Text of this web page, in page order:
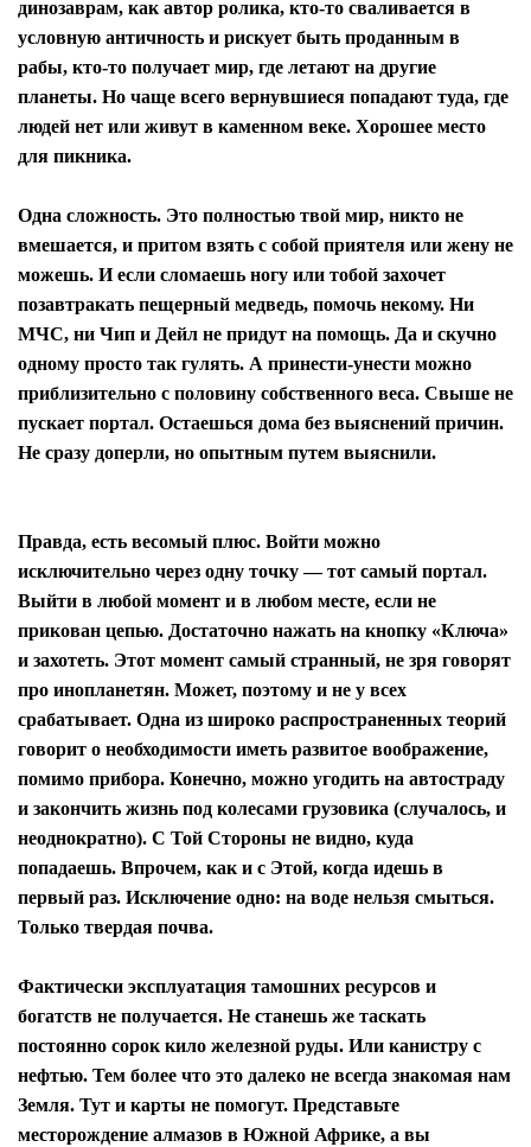
динозаврам, как автор ролика, кто-то сваливается в
условную античность и рискует быть проданным в
рабы, кто-то получает мир, где летают на другие
планеты. Но чаще всего вернувшиеся попадают туда, где
людей нет или живут в каменном веке. Хорошее место
для пикника.
Одна сложность. Это полностью твой мир, никто не
вмешается, и притом взять с собой приятеля или жену не
можешь. И если сломаешь ногу или тобой захочет
позавтракать пещерный медведь, помочь некому. Ни
МЧС, ни Чип и Дейл не придут на помощь. Да и скучно
одному просто так гулять. А принести-унести можно
приблизительно с половину собственного веса. Свыше не
пускает портал. Остаешься дома без выяснений причин.
Не сразу доперли, но опытным путем выяснили.
Правда, есть весомый плюс. Войти можно
исключительно через одну точку — тот самый портал.
Выйти в любой момент и в любом месте, если не
прикован цепью. Достаточно нажать на кнопку «Ключа»
и захотеть. Этот момент самый странный, не зря говорят
про инопланетян. Может, поэтому и не у всех
срабатывает. Одна из широко распространенных теорий
говорит о необходимости иметь развитое воображение,
помимо прибора. Конечно, можно угодить на автостраду
и закончить жизнь под колесами грузовика (случалось, и
неоднократно). С Той Стороны не видно, куда
попадаешь. Впрочем, как и с Этой, когда идешь в
первый раз. Исключение одно: на воде нельзя смыться.
Только твердая почва.
Фактически эксплуатация тамошних ресурсов и
богатств не получается. Не станешь же таскать
постоянно сорок кило железной руды. Или канистру с
нефтью. Тем более что это далеко не всегда знакомая нам
Земля. Тут и карты не помогут. Представьте
месторождение алмазов в Южной Африке, а вы